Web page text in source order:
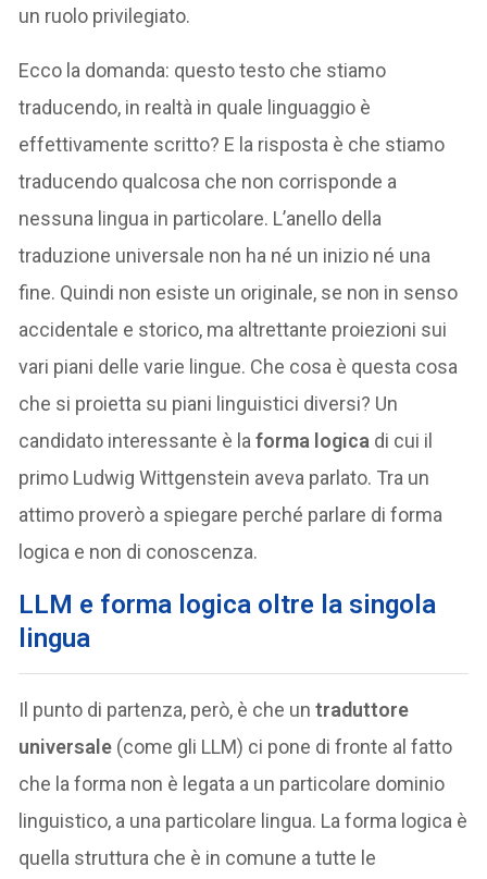
un ruolo privilegiato.
Ecco la domanda: questo testo che stiamo
traducendo, in realtà in quale linguaggio è
effettivamente scritto? E la risposta è che stiamo
traducendo qualcosa che non corrisponde a
nessuna lingua in particolare. L’anello della
traduzione universale non ha né un inizio né una
fine. Quindi non esiste un originale, se non in senso
accidentale e storico, ma altrettante proiezioni sui
vari piani delle varie lingue. Che cosa è questa cosa
che si proietta su piani linguistici diversi? Un
candidato interessante è laforma logica di cui il
primo Ludwig Wittgenstein aveva parlato. Tra un
attimo proverò a spiegare perché parlare di forma
logica e non di conoscenza.
LLM e forma logica oltre la singola
lingua
Il punto di partenza, però, è che untraduttore
universale (come gli LLM) ci pone di fronte al fatto
che la forma non è legata a un particolare dominio
linguistico, a una particolare lingua. La forma logica è
quella struttura che è in comune a tutte le